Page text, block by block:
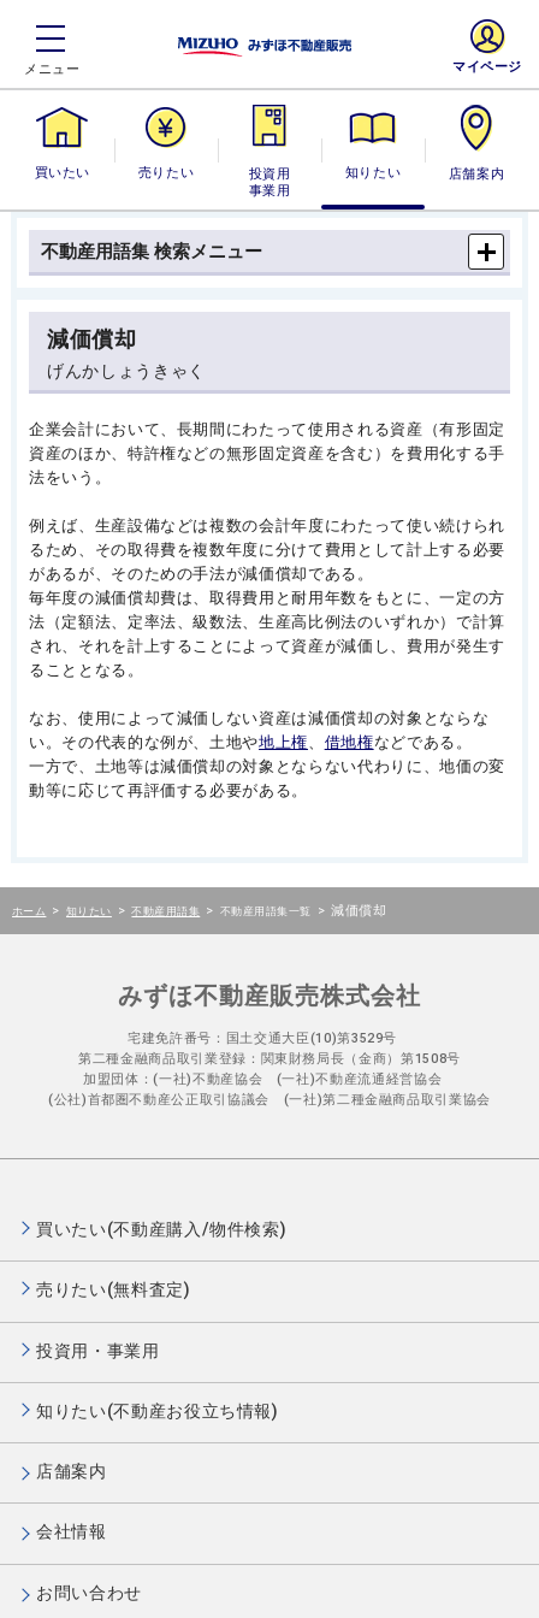
買いたい 売りたい
投資用・事業
用
知りたい 店舗案内
マイページ
不動産用語集 検索メニュー
減価償却
げんかしょうきゃく
企業会計において、長期間にわたって使用される資産（有形固定
資産のほか、特許権などの無形固定資産を含む）を費用化する手
法をいう。
例えば、生産設備などは複数の会計年度にわたって使い続けられ
るため、その取得費を複数年度に分けて費用として計上する必要
があるが、そのための手法が減価償却である。
毎年度の減価償却費は、取得費用と耐用年数をもとに、一定の方
法（定額法、定率法、級数法、生産高比例法のいずれか）で計算
され、それを計上することによって資産が減価し、費用が発生す
ることとなる。
なお、使用によって減価しない資産は減価償却の対象とならな
い。その代表的な例が、土地や地上権、 借地権などである。
一方で、土地等は減価償却の対象とならない代わりに、地価の変
動等に応じて再評価する必要がある。
ホーム > 知りたい > 不動産用語集 > 不動産用語集一覧 > 減価償却
みずほ不動産販売株式会社
宅建免許番号：国土交通大臣(10)第3529号
第二種金融商品取引業登録：関東財務局長（金商）第1508号
加盟団体：(一社)不動産協会 (一社)不動産流通経営協会
(公社)首都圏不動産公正取引協議会 (一社)第二種金融商品取引業協会
買いたい(不動産購入/物件検索)
売りたい(無料査定)
投資用・事業用
知りたい(不動産お役立ち情報)
店舗案内
会社情報
お問い合わせ